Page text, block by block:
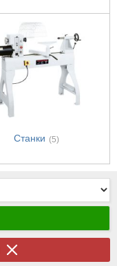
Станки (5)